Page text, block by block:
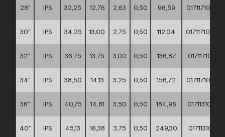
28″ IPS 32,25 12,76 2,63 0,50 96,59
30″ IPS 34,25 13,00 2,75 0,50 112,04
32″ IPS 36,75 13,75 3,00 0,50 136,87
34″ IPS 38,50 14,13 3,25 0,50 156,72
36″ IPS 40,75 14,81 3,50 0,50 184,96
40″ IPS 45,13 16,38 3,75 0,50 249,30